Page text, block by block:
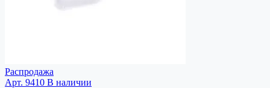
Распродажа
Арт. 9410 В наличии